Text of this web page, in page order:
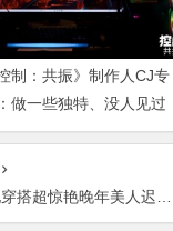
控制：共振》制作人CJ专
做一些独特、没人见过
西【365娱乐资讯网】
人迟暮太遗憾【365娱乐资讯网】